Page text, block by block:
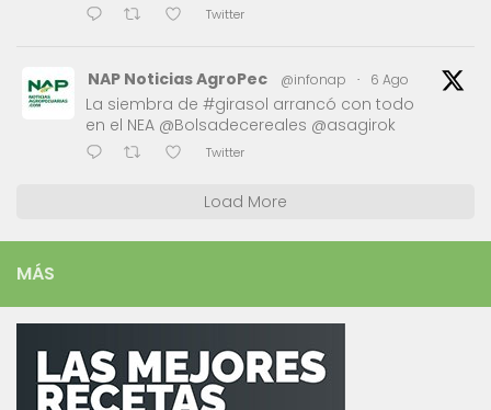
Twitter
NAP Noticias AgroPec @infonap · 6 Ago
La siembra de #girasol arrancó con todo
en el NEA @Bolsadecereales @asagirok
Twitter
Load More
MÁS